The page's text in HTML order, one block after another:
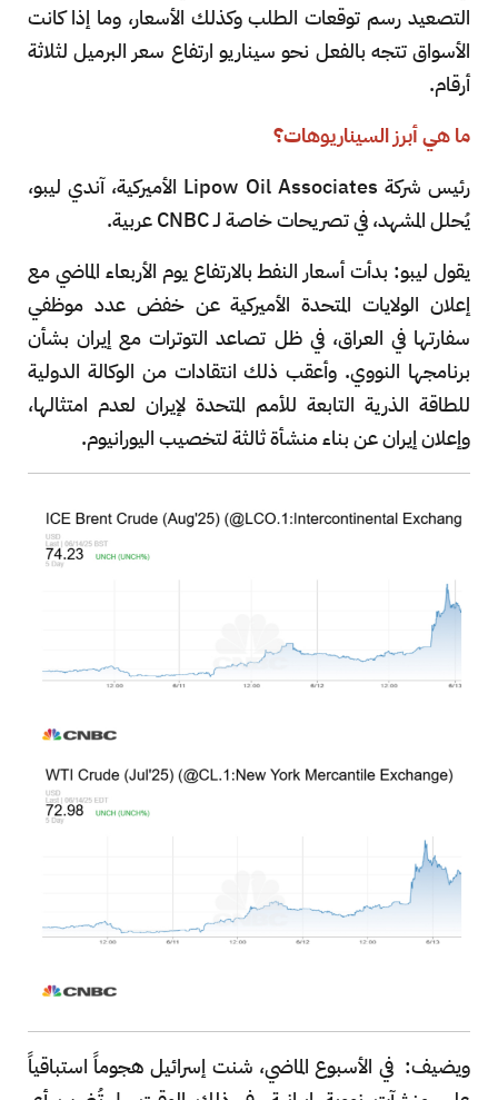
التصعيد رسم توقعات الطلب وكذلك الأسعار، وما إذا كانت
الأسواق تتجه بالفعل نحو سيناريو ارتفاع سعر البرميل لثلاثة
أرقام.
ما هي أبرز السيناريوهات؟
رئيس شركة Lipow Oil Associates الأميركية، آندي ليبو،
يُحلل المشهد، في تصريحات خاصة لـ CNBC عربية.
يقول ليبو: بدأت أسعار النفط بالارتفاع يوم الأربعاء الماضي مع
إعلان الولايات المتحدة الأميركية عن خفض عدد موظفي
سفارتها في العراق، في ظل تصاعد التوترات مع إيران بشأن
برنامجها النووي. وأعقب ذلك انتقادات من الوكالة الدولية
للطاقة الذرية التابعة للأمم المتحدة لإيران لعدم امتثالها،
وإعلان إيران عن بناء منشأة ثالثة لتخصيب اليورانيوم.
ويضيف: في الأسبوع الماضي، شنت إسرائيل هجوماً استباقياً